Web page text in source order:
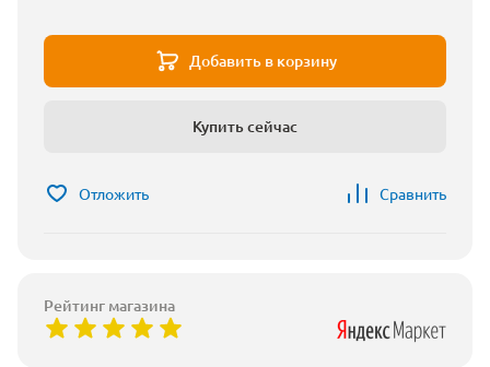
Добавить в корзину
Купить сейчас
Отложить Сравнить
Рейтинг магазина